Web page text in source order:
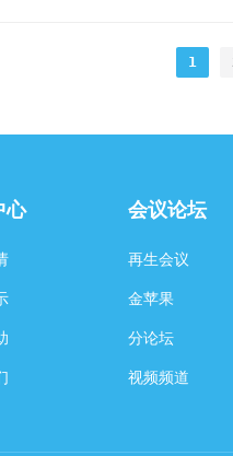
3万吨织造印染生产线，一期
1
心 会议论坛
再生会议
金苹果
分论坛
视频频道